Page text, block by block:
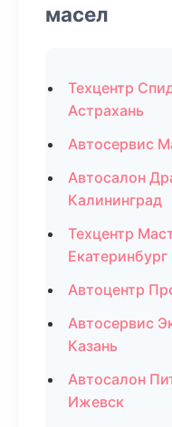
масел
Техцентр
Астрахань
Автосервис
Автосалон
Калининград
Техцентр
Екатеринбург
Автоцентр
Автосервис
Казань
Автосалон
Ижевск